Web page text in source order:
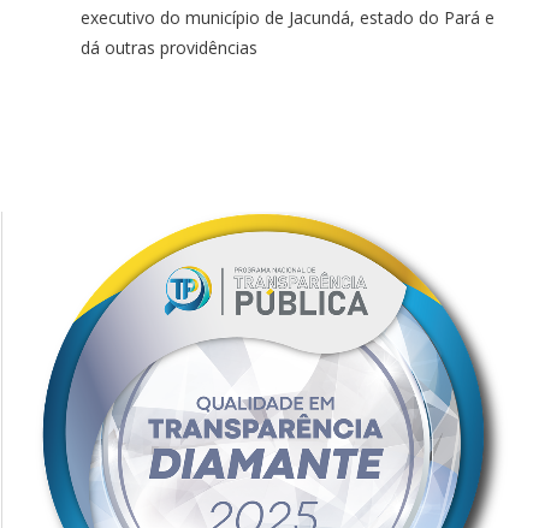
executivo do município de Jacundá, estado do Pará e
dá outras providências